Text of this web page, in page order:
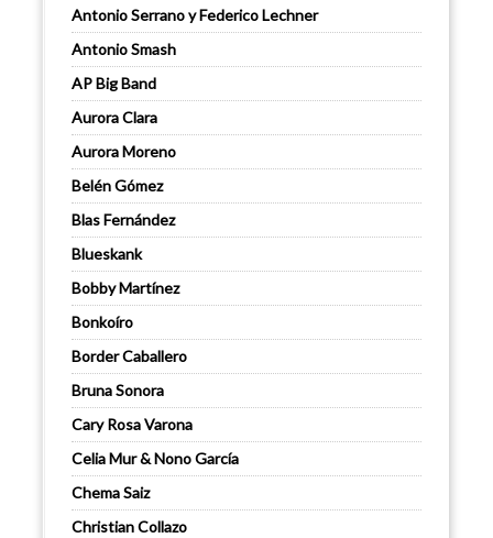
Antonio Serrano y Federico Lechner
Antonio Smash
AP Big Band
Aurora Clara
Aurora Moreno
Belén Gómez
Blas Fernández
Blueskank
Bobby Martínez
Bonkoíro
Border Caballero
Bruna Sonora
Cary Rosa Varona
Celia Mur & Nono García
Chema Saiz
Christian Collazo